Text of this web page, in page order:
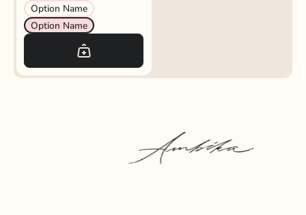
Option Name
Option Name